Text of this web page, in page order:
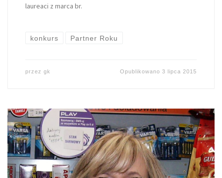
laureaci z marca br.
konkurs Partner Roku
przez gk Opublikowano3 lipca 2015